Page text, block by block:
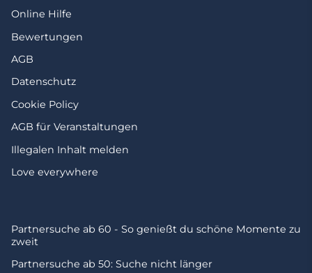
Online Hilfe
Bewertungen
AGB
Datenschutz
Cookie Policy
AGB für Veranstaltungen
Illegalen Inhalt melden
Love everywhere
Partnersuche ab 60 - So genießt du schöne Momente zu
zweit
Partnersuche ab 50: Suche nicht länger